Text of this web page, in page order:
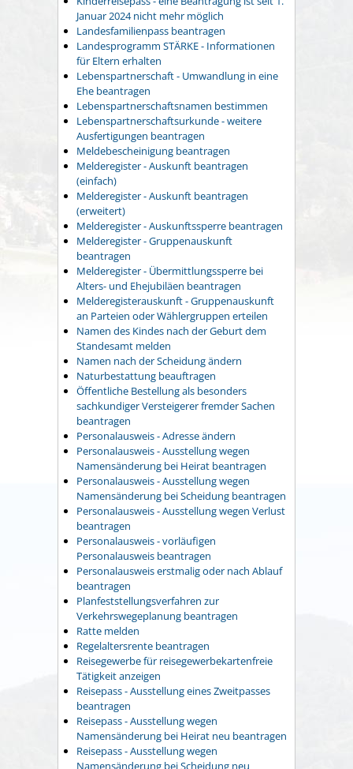
Januar 2024 nicht mehr möglich
Landesfamilienpass beantragen
Landesprogramm STÄRKE - Informationen
für Eltern erhalten
Lebenspartnerschaft - Umwandlung in eine
Ehe beantragen
Lebenspartnerschaftsnamen bestimmen
Lebenspartnerschaftsurkunde - weitere
Ausfertigungen beantragen
Meldebescheinigung beantragen
Melderegister - Auskunft beantragen
(einfach)
Melderegister - Auskunft beantragen
(erweitert)
Melderegister - Auskunftssperre beantragen
Melderegister - Gruppenauskunft
beantragen
Melderegister - Übermittlungssperre bei
Alters- und Ehejubiläen beantragen
Melderegisterauskunft - Gruppenauskunft
an Parteien oder Wählergruppen erteilen
Namen des Kindes nach der Geburt dem
Standesamt melden
Namen nach der Scheidung ändern
Naturbestattung beauftragen
Öffentliche Bestellung als besonders
sachkundiger Versteigerer fremder Sachen
beantragen
Personalausweis - Adresse ändern
Personalausweis - Ausstellung wegen
Namensänderung bei Heirat beantragen
Personalausweis - Ausstellung wegen
Namensänderung bei Scheidung beantragen
Personalausweis - Ausstellung wegen Verlust
beantragen
Personalausweis - vorläufigen
Personalausweis beantragen
Personalausweis erstmalig oder nach Ablauf
beantragen
Planfeststellungsverfahren zur
Verkehrswegeplanung beantragen
Ratte melden
Regelaltersrente beantragen
Reisegewerbe für reisegewerbekartenfreie
Tätigkeit anzeigen
Reisepass - Ausstellung eines Zweitpasses
beantragen
Reisepass - Ausstellung wegen
Namensänderung bei Heirat neu beantragen
Reisepass - Ausstellung wegen
Namensänderung bei Scheidung neu